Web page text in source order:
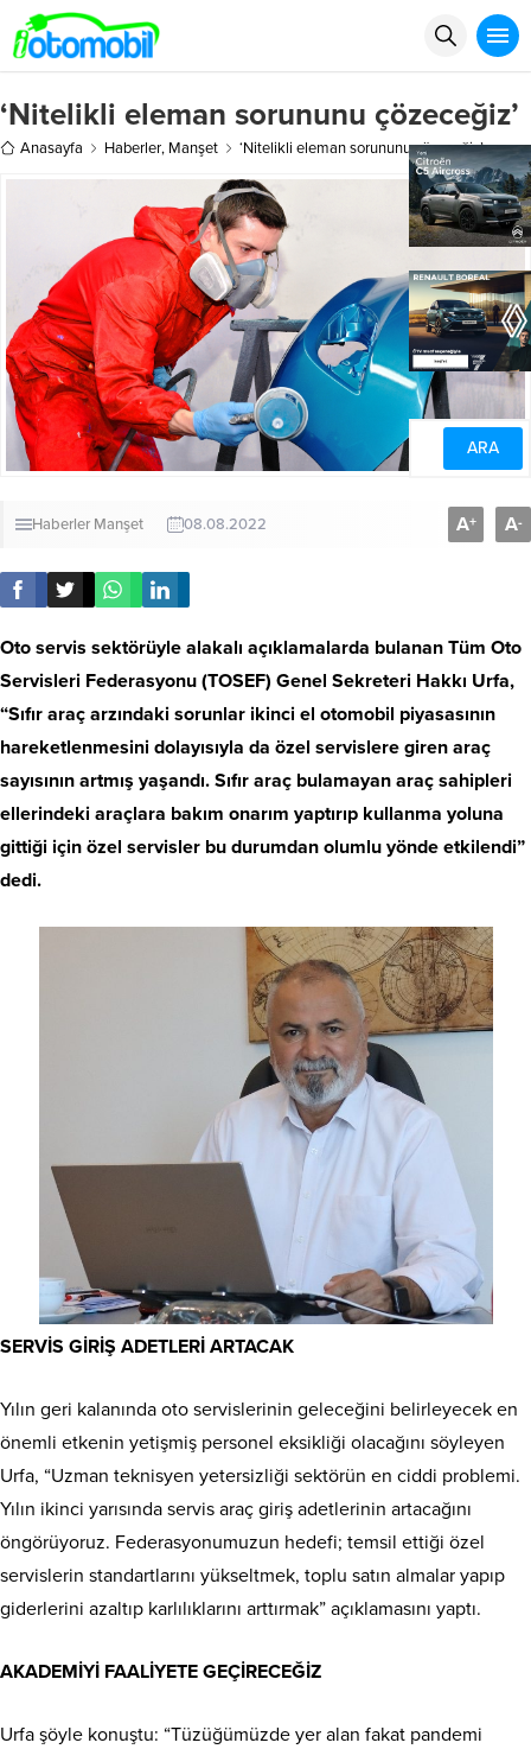
‘Nitelikli eleman sorununu çözeceğiz’
Anasayfa Haberler, Manşet ‘Nitelikli eleman sorununu çözeceğiz’
Haberler Manşet 08.08.2022 A+ A-
Oto servis sektörüyle alakalı açıklamalarda bulanan Tüm Oto
Servisleri Federasyonu (TOSEF) Genel Sekreteri Hakkı Urfa,
“Sıfır araç arzındaki sorunlar ikinci el otomobil piyasasının
hareketlenmesini dolayısıyla da özel servislere giren araç
sayısının artmış yaşandı. Sıfır araç bulamayan araç sahipleri
ellerindeki araçlara bakım onarım yaptırıp kullanma yoluna
gittiği için özel servisler bu durumdan olumlu yönde etkilendi”
dedi.
SERVİS GİRİŞ ADETLERİ ARTACAK
Yılın geri kalanında oto servislerinin geleceğini belirleyecek en
önemli etkenin yetişmiş personel eksikliği olacağını söyleyen
Urfa, “Uzman teknisyen yetersizliği sektörün en ciddi problemi.
Yılın ikinci yarısında servis araç giriş adetlerinin artacağını
öngörüyoruz. Federasyonumuzun hedefi; temsil ettiği özel
servislerin standartlarını yükseltmek, toplu satın almalar yapıp
giderlerini azaltıp karlılıklarını arttırmak” açıklamasını yaptı.
AKADEMİYİ FAALİYETE GEÇİRECEĞİZ
Urfa şöyle konuştu: “Tüzüğümüzde yer alan fakat pandemi